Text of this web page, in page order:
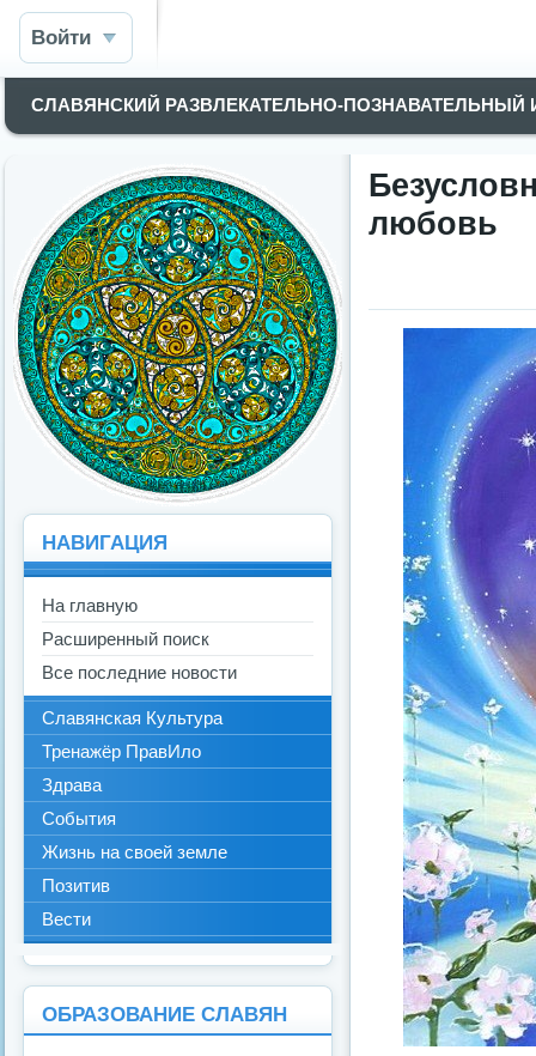
Войти
СЛАВЯНСКИЙ РАЗВЛЕКАТЕЛЬНО-
любовь
НАВИГАЦИЯ
На главную
Расширенный поиск
Все последние новости
Славянская Культура
Тренажёр ПравИло
Здрава
События
Жизнь на своей земле
Позитив
Вести
ОБРАЗОВАНИЕ СЛАВЯН